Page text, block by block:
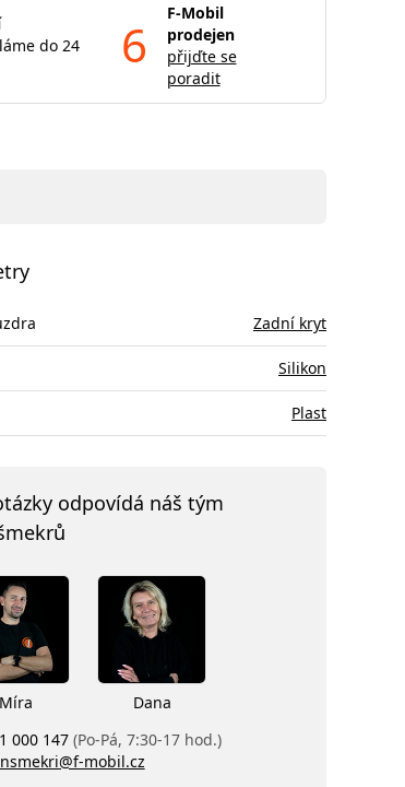
do 24
6
F-Mobil
prodejen
přijďte se
poradit
Zadní kryt
Silikon
Plast
odpovídá náš tým
Míra
Dana
000 147 (Po-Pá, 7:30-17 hod.)
mobil.cz